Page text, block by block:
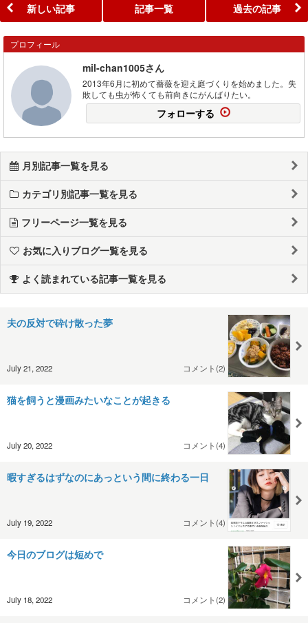
新しい記事 記事一覧 過去の記事
プロフィール
mil-chan1005さん
2013年6月に初めて薔薇を迎え庭づくりを始めました。失
敗しても虫が怖くても前向きにがんばりたい。
フォローする
月別記事一覧を見る
カテゴリ別記事一覧を見る
フリーページ一覧を見る
お気に入りブログ一覧を見る
よく読まれている記事一覧を見る
夫の反対で砕け散った夢
July 21, 2022 コメント(2)
猫を飼うと漫画みたいなことが起きる
July 20, 2022 コメント(4)
暇すぎるはずなのにあっという間に終わる一日
July 19, 2022 コメント(4)
今日のブログは短めで
July 18, 2022 コメント(2)